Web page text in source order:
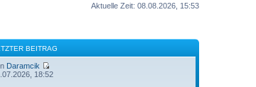
Aktuelle Zeit: 08.08.2026, 15:53
BEITRAG
Daramcik
18:52